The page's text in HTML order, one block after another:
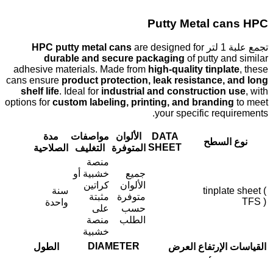
Putty Metal cans HPC
تجمع علبة 1 لتر HPC putty metal cans are designed for
durable and secure packaging of putty and similar
adhesive materials. Made from high-quality tinplate, these
cans ensure product protection, leak resistance, and long
shelf life. Ideal for industrial and construction use, with
options for custom labeling, printing, and branding to meet
your specific requirements.
نوع السطح
DATA
SHEET
الألوان
المتوفرة
مواصفات
التغليف
مدة
الصلاحية
tinplate sheet (
TFS )
جميع
الألوان
متوفرة
حسب
الطلب
منصة
خشبية أو
كراتين
مثبتة
على
منصة
خشبية
سنة
واحدة
القياسات الإرتفاع العرض DIAMETER
الطول